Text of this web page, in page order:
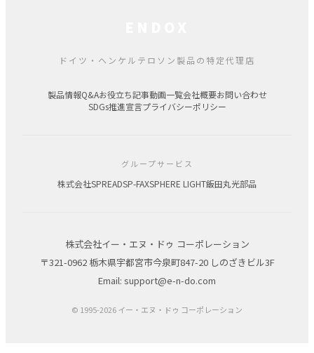
ドイツ・ヘンケルテロソン製品の特定代理店
製品情報Q&Aお役立ち記事動画一覧会社概要お問い合わせ
SDGs推進宣言プライバシーポリシー
グループサービス
株式会社SPREADSP-FAXSPHERE LIGHT飯田丸光部品
株式会社イー・エヌ・ドゥ コーポレーション
〒321-0962 栃木県宇都宮市今泉町847-20 しのざきビル3F
Email: support@e-n-do.com
© 1995-2026 イー・エヌ・ドゥ コーポレーション